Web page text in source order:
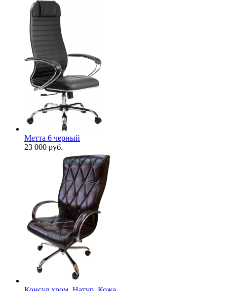
Метта 6 черный
23 000 руб.